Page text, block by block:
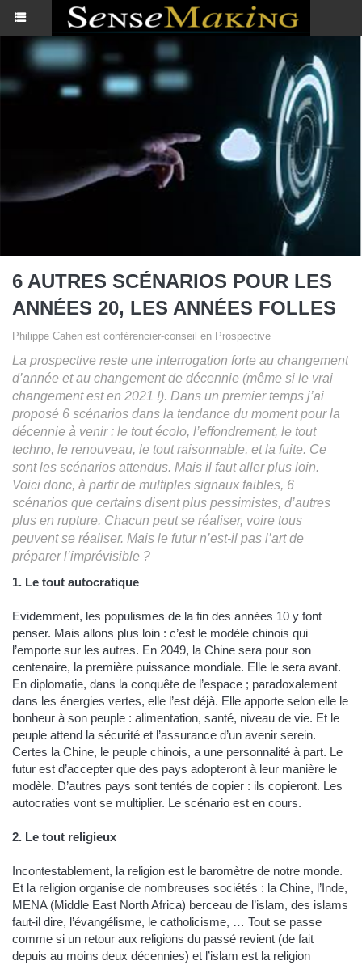
6 AUTRES SCÉNARIOS POUR LES
ANNÉES 20, LES ANNÉES FOLLES
Philippe Cahen est conférencier-conseil en Prospective
La prospective reste une interrogation forte au changement
d’année et au changement de décennie (même si le vrai
changement est en 2021 !). Dans un premier temps j’ai
proposé 6 scénarios dans la tendance du moment pour la
décennie à venir : le tout écolo, l’effondrement, le tout
techno, le renouveau, le tout raisonnable, et la fuite. Ce
sont les scénarios attendus. Mais il faut aller plus loin.
Voici donc, à partir de multiples signaux faibles, 6
scénarios que certains disent plus pessimistes, d’autres
plus en rupture. Chacun peut se réaliser, voire tous
peuvent se réaliser. Mais le futur n’est-il pas l’art de
préparer l’imprévisible ?
1. Le tout autocratique
Evidemment, les populismes de la fin des années 10 y font
penser. Mais allons plus loin : c’est le modèle chinois qui
l’emporte sur les autres. En 2049, la Chine sera pour son
centenaire, la première puissance mondiale. Elle le sera avant.
En diplomatie, dans la conquête de l’espace ; paradoxalement
dans les énergies vertes, elle l’est déjà. Elle apporte selon elle le
bonheur à son peuple : alimentation, santé, niveau de vie. Et le
peuple attend la sécurité et l’assurance d’un avenir serein.
Certes la Chine, le peuple chinois, a une personnalité à part. Le
futur est d’accepter que des pays adopteront à leur manière le
modèle. D’autres pays sont tentés de copier : ils copieront. Les
autocraties vont se multiplier. Le scénario est en cours.
2. Le tout religieux
Incontestablement, la religion est le baromètre de notre monde.
Et la religion organise de nombreuses sociétés : la Chine, l’Inde,
MENA (Middle East North Africa) berceau de l’islam, des islams
faut-il dire, l’évangélisme, le catholicisme, … Tout se passe
comme si un retour aux religions du passé revient (de fait
depuis au moins deux décennies) et l’islam est la religion